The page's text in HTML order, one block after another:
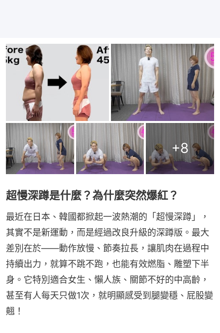
+8
超慢深蹲是什麼？為什麼突然爆紅？
最近在日本、韓國都掀起一波熱潮的「超慢深蹲」，
其實不是新運動，而是經過改良升級的深蹲版。最大
差別在於——動作放慢、節奏拉長，讓肌肉在過程中
持續出力，就算不跳不跑，也能有效燃脂、雕塑下半
身。它特別適合女生、懶人族、關節不好的中高齡，
甚至有人每天只做1次，就明顯感受到腿變穩、屁股變
翹！